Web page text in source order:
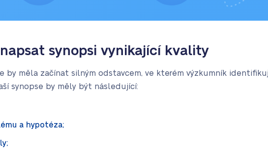
synopsi vynikající kvality
by měla začínat silným odstavcem, ve kterém výzkumník
synopse by měly být následující:
a hypotéza;